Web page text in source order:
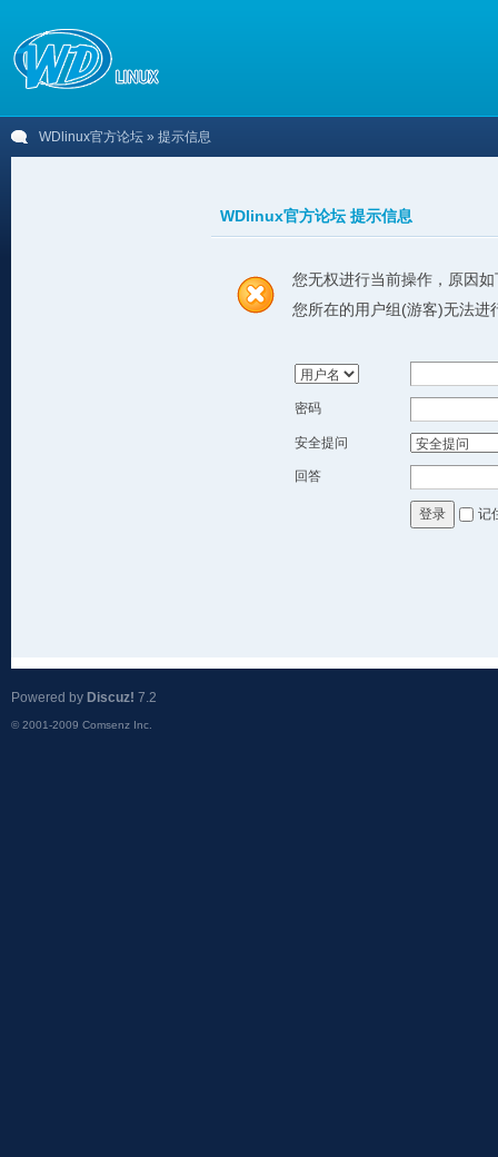
WDlinux官方论坛 » 提示信息
WDlinux官方论坛 提示信息
您无权进行当前操作，原因如
您所在的用户组(游客)无法进
密码
安全提问
回答
登录 记
Powered by Discuz! 7.2
© 2001-2009 Comsenz Inc.